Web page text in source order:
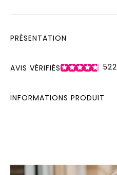
PRÉSENTATION
AVIS VÉRIFIÉS 522
INFORMATIONS PRODUIT